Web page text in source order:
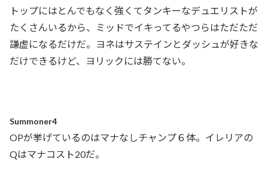
トップにはとんでもなく強くてタンキーなデュエリストが
たくさんいるから、ミッドでイキってるやつらはただただ
謙虚になるだけだ。ヨネはサステインとダッシュが好きな
だけできるけど、ヨリックには勝てない。
Summoner4
OPが挙げているのはマナなしチャンプ６体。イレリアの
Qはマナコスト20だ。